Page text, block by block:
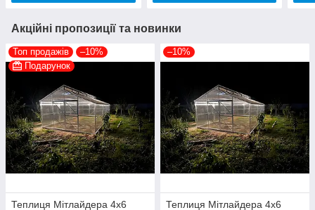
Акційні пропозиції та новинки
Топ продажів
–10%
Подарунок
Теплиця Мітлайдера 4х6
–10%
Теплиця Мітлайдера 4х6